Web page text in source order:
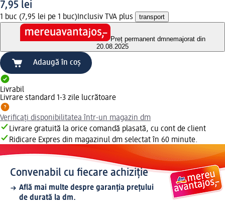
7,95 lei
1 buc (7,95 lei pe 1 buc) Inclusiv TVA plus transport
Preț permanent dmnemajorat din
20.08.2025
Adaugă în coș
Livrabil
Livrare standard 1-3 zile lucrătoare
Verificați disponibilitatea într-un magazin dm
Livrare gratuită la orice comandă plasată, cu cont de client
Ridicare Expres din magazinul dm selectat în 60 minute.
Convenabil cu fiecare achiziție
Află mai multe despre garanția prețului
de durată la dm.